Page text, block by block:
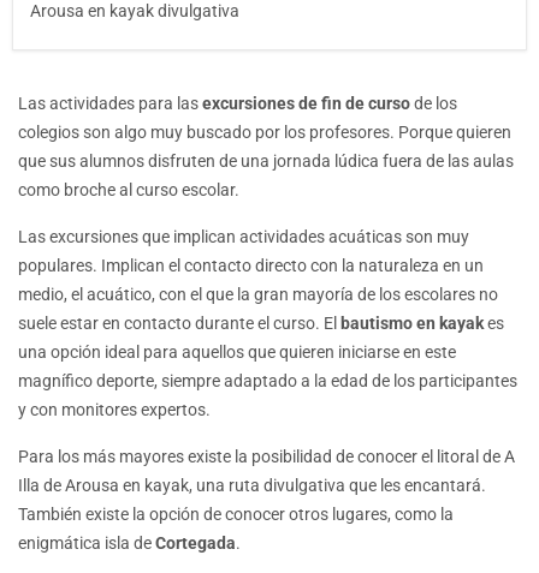
Arousa en kayak divulgativa
Las actividades para lasexcursiones de fin de cursode los
colegios son algo muy buscado por los profesores. Porque quieren
que sus alumnos disfruten de una jornada lúdica fuera de las aulas
como broche al curso escolar.
Las excursiones que implican actividades acuáticas son muy
populares. Implican el contacto directo con la naturaleza en un
medio, el acuático, con el que la gran mayoría de los escolares no
suele estar en contacto durante el curso. El bautismo en kayakes
una opción ideal para aquellos que quieren iniciarse en este
magnífico deporte, siempre adaptado a la edad de los participantes
y con monitores expertos.
Para los más mayores existe la posibilidad de conocer el litoral de A
Illa de Arousa en kayak, una ruta divulgativa que les encantará.
También existe la opción de conocer otros lugares, como la
enigmática isla deCortegada.